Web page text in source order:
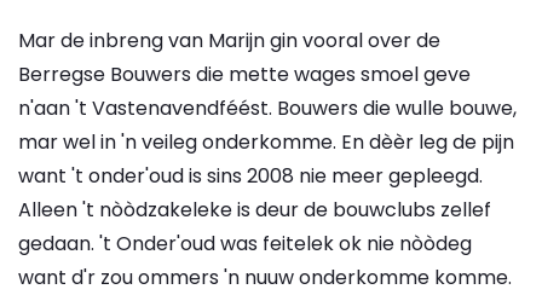
Mar de inbreng van Marijn gin vooral over de
Berregse Bouwers die mette wages smoel geve
n'aan 't Vastenavendféést. Bouwers die wulle bouwe,
mar wel in 'n veileg onderkomme. En dèèr leg de pijn
want 't onder'oud is sins 2008 nie meer gepleegd.
Alleen 't nòòdzakeleke is deur de bouwclubs zellef
gedaan. 't Onder'oud was feitelek ok nie nòòdeg
want d'r zou ommers 'n nuuw onderkomme komme.